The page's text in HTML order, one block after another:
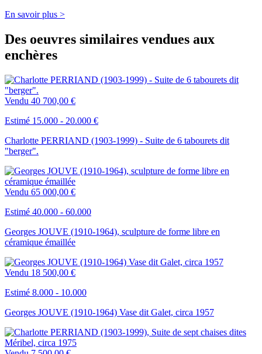
En savoir plus >
Des oeuvres similaires vendues aux
enchères
Vendu 40 700,00 €
Estimé 15.000 - 20.000 €
Charlotte PERRIAND (1903-1999) - Suite de 6 tabourets dit
"berger".
Vendu 65 000,00 €
Estimé 40.000 - 60.000
Georges JOUVE (1910-1964), sculpture de forme libre en
céramique émaillée
Vendu 18 500,00 €
Estimé 8.000 - 10.000
Georges JOUVE (1910-1964) Vase dit Galet, circa 1957